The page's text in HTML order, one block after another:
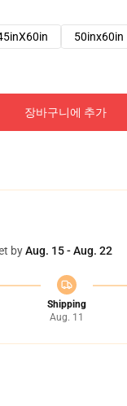
50inx60in
장바구니에 추가
byAug. 15 - Aug. 22
Shipping
Aug. 11